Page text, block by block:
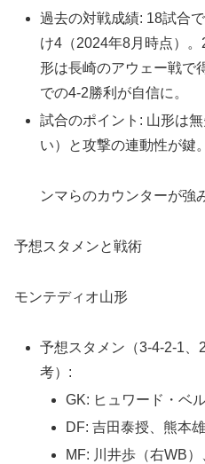
過去の対戦成績: 18試合
け4（2024年8月時点）
形は長崎のアウェー戦で
での4-2勝利が自信に。
試合のポイント: 山形は
い）と攻撃の連動性が鍵
ンマらのカウンターが強
予想スタメンと戦術
モンテディオ山形
予想スタメン（3-4-2-1
考）:
GK: ヒュワード・ベ
DF: 吉田泰授、熊本
MF: 川井歩（右WB